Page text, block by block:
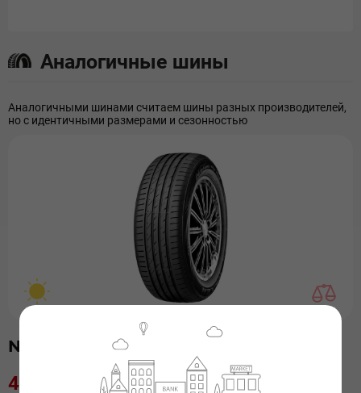
Аналогичные шины
Аналогичными шинами считаем шины разных производителей,
но с идентичными размерами и сезонностью
Nexen N-BLUE HD PLUS 185/60 R14
4 000 ₸ / 6 мес.